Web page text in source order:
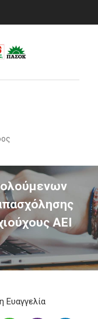
ΑΕΙ
Ευαγγελία